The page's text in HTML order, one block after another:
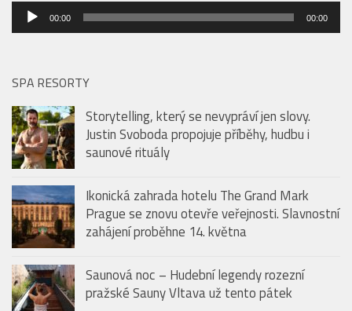
Audio
přehrávač
00:00 00:00
SPA RESORTY
Storytelling, který se nevypráví jen slovy.
Justin Svoboda propojuje příběhy, hudbu i
saunové rituály
Ikonická zahrada hotelu The Grand Mark
Prague se znovu otevře veřejnosti. Slavnostní
zahájení proběhne 14. května
Saunová noc – Hudební legendy rozezní
pražské Sauny Vltava už tento pátek